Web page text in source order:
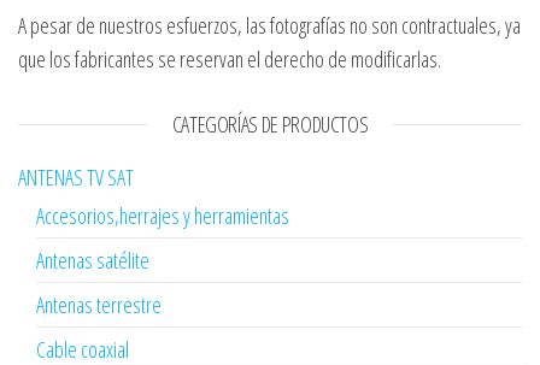
A pesar de nuestros esfuerzos, las fotografías no son contractuales, ya
que los fabricantes se reservan el derecho de modificarlas.
CATEGORÍAS DE PRODUCTOS
ANTENAS TV SAT
Accesorios,herrajes y herramientas
Antenas satélite
Antenas terrestre
Cable coaxial